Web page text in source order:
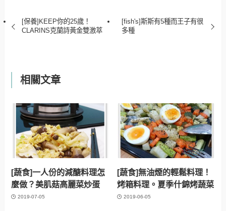
[保養]KEEP你的25歲！
CLARINS克蘭詩黃金雙激萃
[fish's]斯斯有5種而王子有很
多種
相關文章
[蔬食]一人份的減醣料理怎
麼做？美肌菇高麗菜炒蛋
2019-07-05
[蔬食]無油煙的輕鬆料理！
烤箱料理。夏季什錦烤蔬菜
2019-06-05